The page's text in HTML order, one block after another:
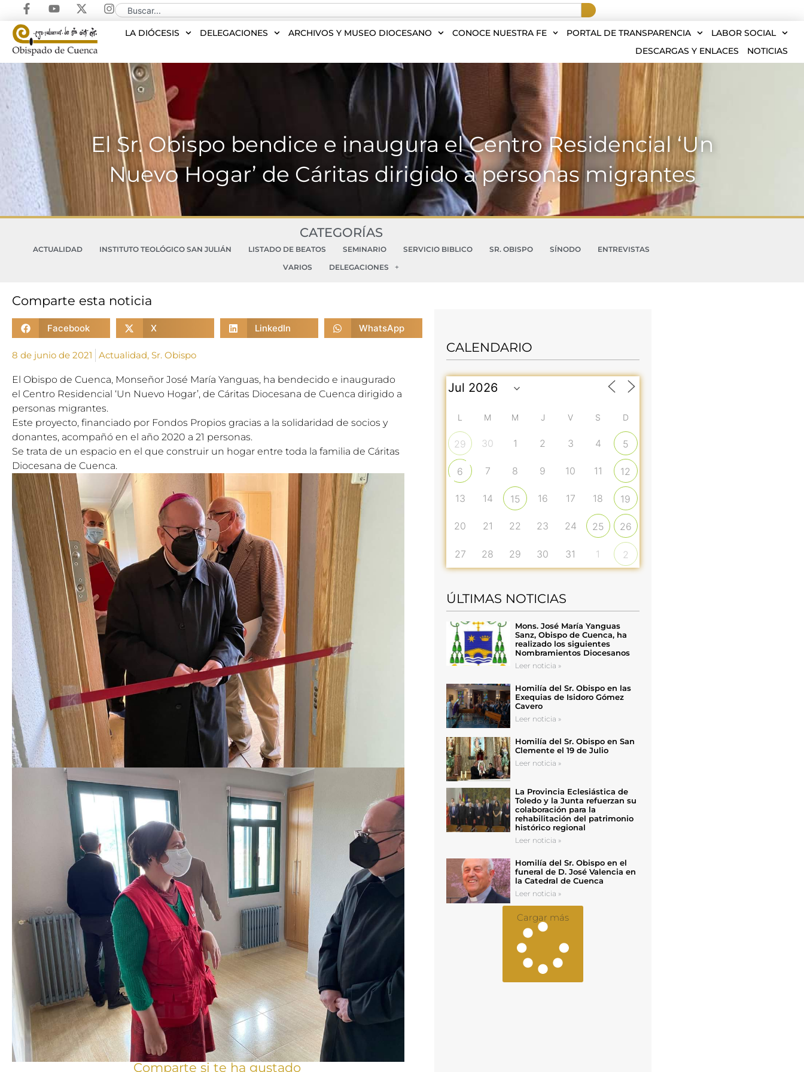
LA DIÓCESIS DELEGACIONES ARCHIVOS Y MUSEO DIOCESANO CONOCE NUESTRA FE PORTAL DE TRANSPARENCIA
LABOR SOCIAL
DESCARGAS Y ENLACES
NOTICIAS
El Sr. Obispo bendice e inaugura el Centro Residencial ‘Un
Nuevo Hogar’ de Cáritas dirigido a personas migrantes
CATEGORÍAS
ACTUALIDAD INSTITUTO TEOLÓGICO SAN JULIÁN LISTADO DE BEATOS SEMINARIO SERVICIO BIBLICO SR. OBISPO SÍNODO
ENTREVISTAS
VARIOS
DELEGACIONES
Comparte esta noticia
Facebook X LinkedIn WhatsApp
8 de junio de 2021 Actualidad, Sr. Obispo
El Obispo de Cuenca, Monseñor José María Yanguas, ha bendecido e inaugurado
el Centro Residencial ‘Un Nuevo Hogar’, de Cáritas Diocesana de Cuenca dirigido a
personas migrantes.
Este proyecto, financiado por Fondos Propios gracias a la solidaridad de socios y
donantes, acompañó en el año 2020 a 21 personas.
Se trata de un espacio en el que construir un hogar entre toda la familia de Cáritas
Diocesana de Cuenca.
Comparte si te ha gustado
CALENDARIO
L M M J V S D
29 30 1 2 3 4 5
6 7 8 9 10 11 12
13 14 15 16 17 18 19
20 21 22 23 24 25 26
27 28 29 30 31 1 2
ÚLTIMAS NOTICIAS
Mons. José María Yanguas
Sanz, Obispo de Cuenca, ha
realizado los siguientes
Nombramientos Diocesanos
Leer noticia »
Homilía del Sr. Obispo en las
Exequias de Isidoro Gómez
Cavero
Leer noticia »
Homilía del Sr. Obispo en San
Clemente el 19 de Julio
Leer noticia »
La Provincia Eclesiástica de
Toledo y la Junta refuerzan su
colaboración para la
rehabilitación del patrimonio
histórico regional
Leer noticia »
Homilía del Sr. Obispo en el
funeral de D. José Valencia en
la Catedral de Cuenca
Leer noticia »
Cargar más